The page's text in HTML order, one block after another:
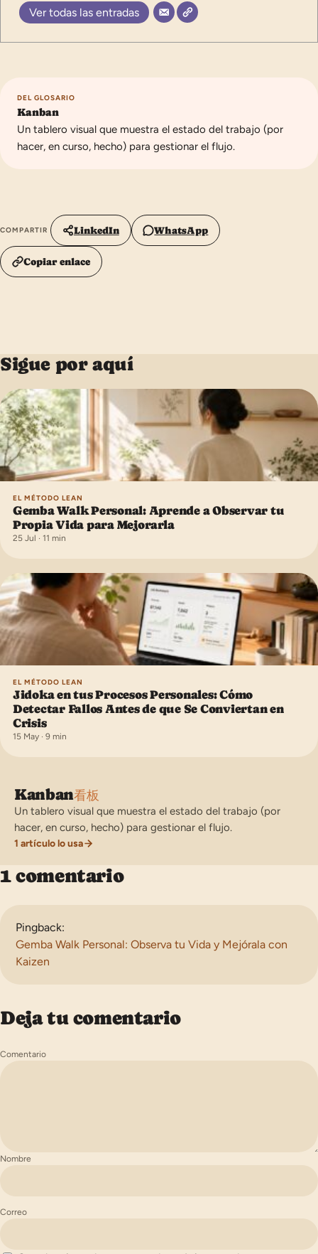
Ver todas las entradas
DEL GLOSARIO
Kanban
Un tablero visual que muestra el estado del trabajo (por
hacer, en curso, hecho) para gestionar el flujo.
COMPARTIR LinkedIn WhatsApp
Copiar enlace
Sigue por aquí
EL MÉTODO LEAN
Gemba Walk Personal: Aprende a Observar tu
Propia Vida para Mejorarla
25 Jul · 11 min
EL MÉTODO LEAN
Jidoka en tus Procesos Personales: Cómo
Detectar Fallos Antes de que Se Conviertan en
Crisis
15 May · 9 min
Kanban看板
Un tablero visual que muestra el estado del trabajo (por
hacer, en curso, hecho) para gestionar el flujo.
1 artículo lo usa
1 comentario
Pingback:
Gemba Walk Personal: Observa tu Vida y Mejórala con
Kaizen
Deja tu comentario
Comentario
Nombre
Correo